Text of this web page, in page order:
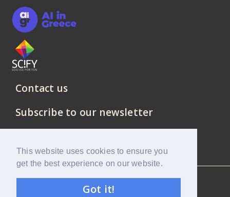
This website uses cookies to ensure you
get the best experience on our website.
Got it!
Contact us
Subscribe to our newsletter